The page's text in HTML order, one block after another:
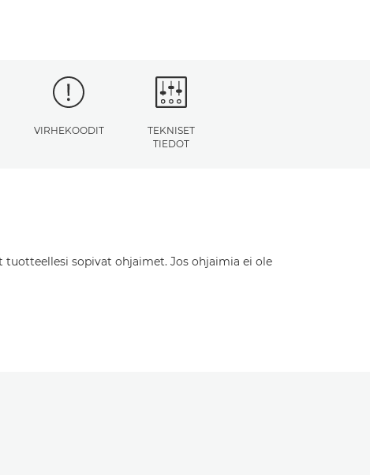
VIRHEKOODIT
TEKNISET
TIEDOT
sopivat ohjaimet. Jos ohjaimia ei ole